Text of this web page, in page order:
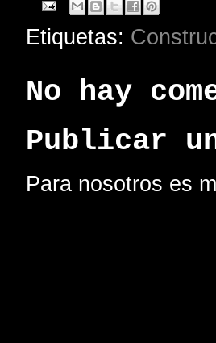
Etiquetas:
No hay
Publicar
Para nosotros es